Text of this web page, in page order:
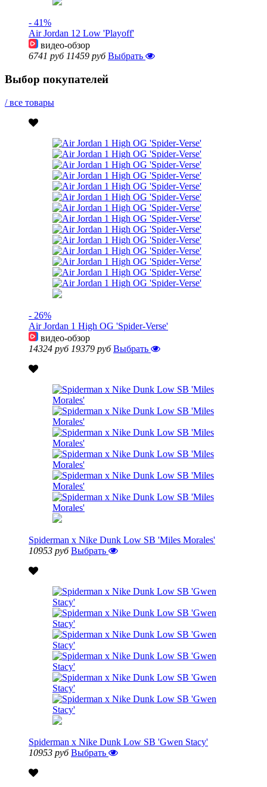
- 41%
Air Jordan 12 Low 'Playoff'
видео-обзор
6741 руб 11459 руб Выбрать
Выбор покупателей
/ все товары
- 26%
Air Jordan 1 High OG 'Spider-Verse'
видео-обзор
14324 руб 19379 руб Выбрать
Spiderman x Nike Dunk Low SB 'Miles Morales'
10953 руб Выбрать
Spiderman x Nike Dunk Low SB 'Gwen Stacy'
10953 руб Выбрать